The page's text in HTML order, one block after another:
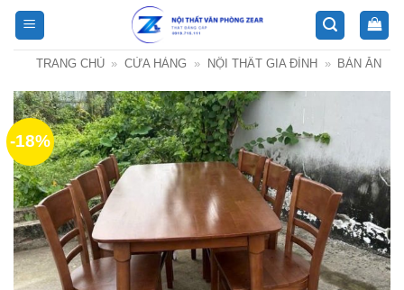
Bỏ
qua
nội
TRANG CHỦ » CỬA HÀNG » NỘI THẤT GIA ĐÌNH » BÀN ĂN
-18%